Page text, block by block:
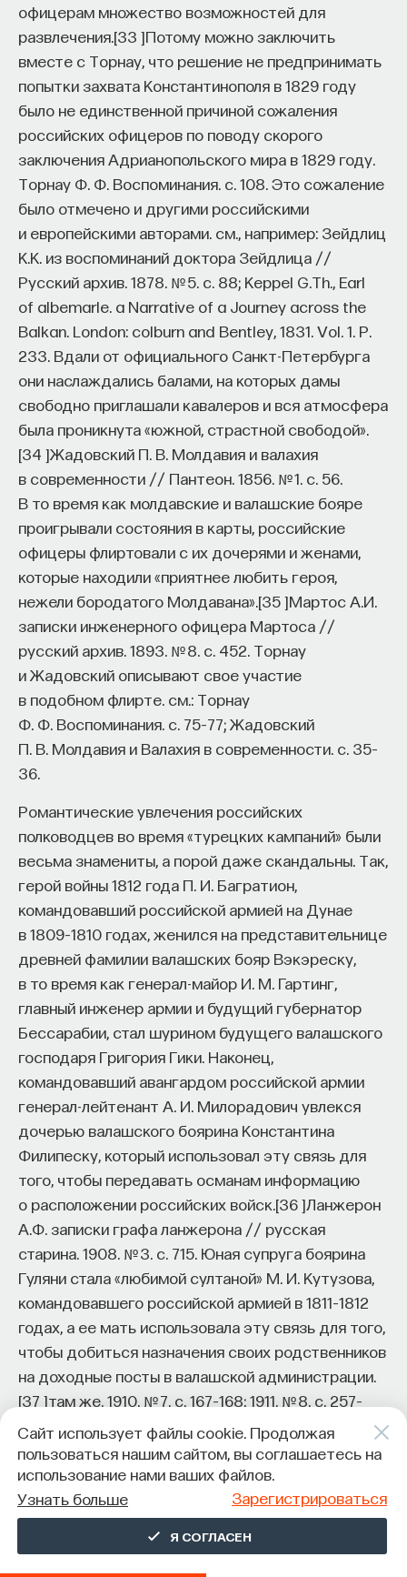
офицерам множество возможностей для
развлечения.[33 ]Потому можно заключить
вместе с Торнау, что решение не предпринимать
попытки захвата Константинополя в 1829 году
было не единственной причиной сожаления
российских офицеров по поводу скорого
заключения Адрианопольского мира в 1829 году.
Торнау Ф. Ф. Воспоминания. c. 108. Это сожаление
было отмечено и другими российскими
и европейскими авторами. см., например: Зейдлиц
К.К. из воспоминаний доктора Зейдлица //
Русский архив. 1878. № 5. с. 88; Keppel G.Th., Earl
of albemarle. a Narrative of a Journey across the
Balkan. London: colburn and Bentley, 1831. Vol. 1. P.
233. Вдали от официального Санкт-Петербурга
они наслаждались балами, на которых дамы
свободно приглашали кавалеров и вся атмосфера
была проникнута «южной, страстной свободой».
[34 ]Жадовский П. В. Молдавия и валахия
в современности // Пантеон. 1856. № 1. с. 56.
В то время как молдавские и валашские бояре
проигрывали состояния в карты, российские
офицеры флиртовали с их дочерями и женами,
которые находили «приятнее любить героя,
нежели бородатого Молдавана». [35]Мартос А.И.
записки инженерного офицера Мартоса //
русский архив. 1893. № 8. с. 452. Торнау
и Жадовский описывают свое участие
в подобном флирте. см.: Торнау
Ф. Ф. Воспоминания. c. 75–77; Жадовский
П. В. Молдавия и Валахия в современности. с. 35–
36.
Романтические увлечения российских
полководцев во время «турецких кампаний» были
весьма знамениты, а порой даже скандальны. Так,
герой войны 1812 года П. И. Багратион,
командовавший российской армией на Дунае
в 1809–1810 годах, женился на представительнице
древней фамилии валашских бояр Вэкэреску,
в то время как генерал-майор И. М. Гартинг,
главный инженер армии и будущий губернатор
Бессарабии, стал шурином будущего валашского
господаря Григория Гики. Наконец,
командовавший авангардом российской армии
генерал-лейтенант А. И. Милорадович увлекся
дочерью валашского боярина Константина
Филипеску, который использовал эту связь для
того, чтобы передавать османам информацию
о расположении российских войск. [36]Ланжерон
А.Ф. записки графа ланжерона // русская
старина. 1908. № 3. c. 715. Юная супруга боярина
Гуляни стала «любимой султаной» М. И. Кутузова,
командовавшего российской армией в 1811–1812
годах, а ее мать использовала эту связь для того,
чтобы добиться назначения своих родственников
на доходные посты в валашской администрации.
[37 ]там же. 1910. № 7. с. 167–168; 1911. № 8. с. 257–
260.
Современники могли узнать о свободе нравов
среди офицеров дунайской армии от историка
Д. М. Бантыш-Каменского, который проезжал
через княжества с дипломатической миссией
Сайт использует файлы cookie. Продолжая
пользоваться нашим сайтом, вы соглашаетесь на
использование нами ваших файлов.
Узнать больше
Зарегистрироваться
Я СОГЛАСЕН